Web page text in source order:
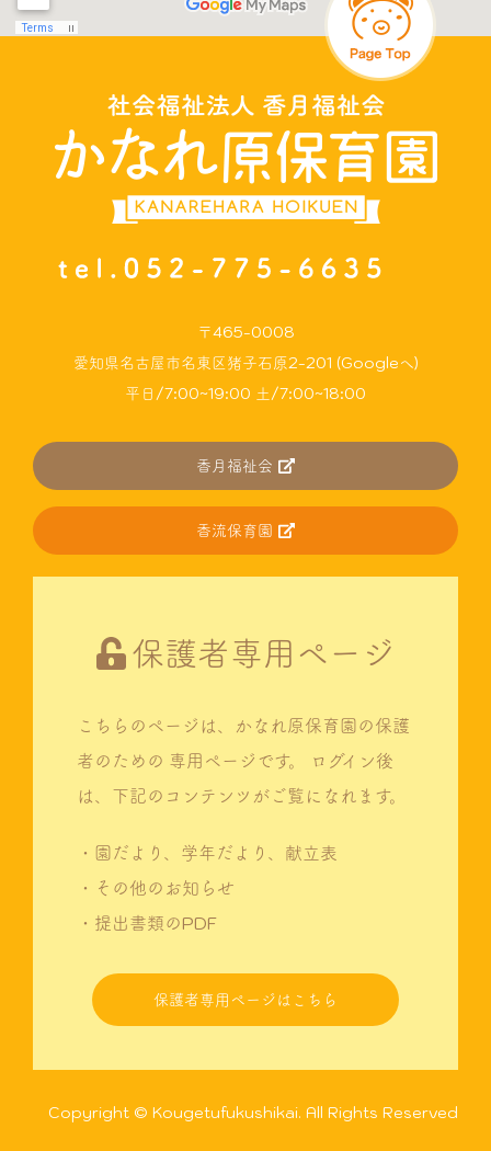
〒465-0008
愛知県名古屋市名東区猪子石原2-201 (Googleへ)
平日/7:00~19:00 土/7:00~18:00
香月福祉会
香流保育園
保護者専用ページ
こちらのページは、かなれ原保育園の保護
者のための 専用ページです。
ログイン後
は、下記のコンテンツがご覧になれます。
・園だより、学年だより、献立表
・その他のお知らせ
・提出書類のPDF
保護者専用ページはこちら
Copyright © Kougetufukushikai. All Rights Reserved